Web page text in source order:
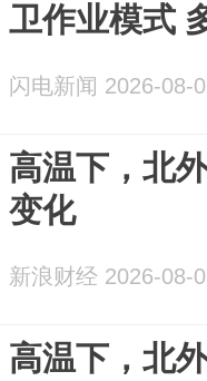
卫作业模式
闪电新闻 2026-08-
高温下，北
变化
新浪财经 2026-08-
高温下，北